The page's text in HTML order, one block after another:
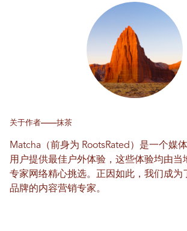
关于作者——抹茶
Matcha（前身为 RootsRated）是一个媒
用户提供最佳户外体验，这些体验均由当
专家网络精心挑选。正因如此，我们成为
品牌的内容营销专家。